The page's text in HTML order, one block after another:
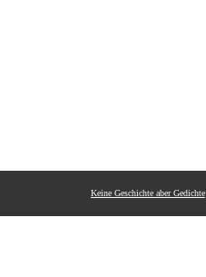
Keine Geschichte aber Gedichte